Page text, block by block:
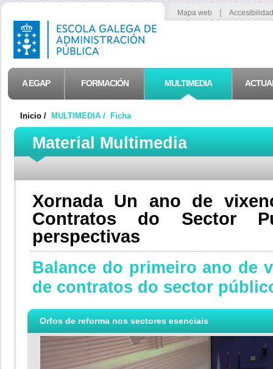
Mapa web |
A EGAP FORMACIÓN MULTIMEDIA
Inicio / MULTIMEDIA / Ficha
Material Multimedia
Xornada Un ano de
Contratos do Sector
perspectivas
Balance do primeiro ano de
de contratos do sector
Orfos de reforma nos sectores esenciais